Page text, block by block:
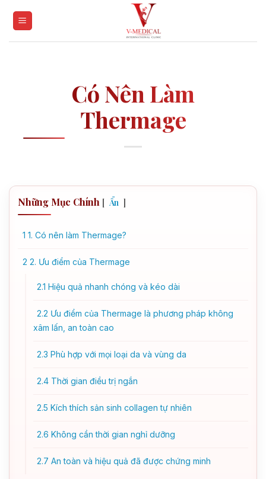
Có Nên Làm
Thermage
Những Mục Chính [ Ẩn ]
1 1. Có nên làm Thermage?
2 2. Ưu điểm của Thermage
2.1 Hiệu quả nhanh chóng và kéo dài
2.2 Ưu điểm của Thermage là phương pháp không
xâm lấn, an toàn cao
2.3 Phù hợp với mọi loại da và vùng da
2.4 Thời gian điều trị ngắn
2.5 Kích thích sản sinh collagen tự nhiên
2.6 Không cần thời gian nghỉ dưỡng
2.7 An toàn và hiệu quả đã được chứng minh